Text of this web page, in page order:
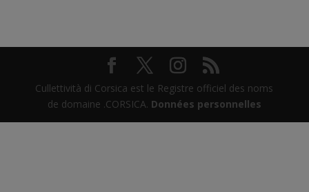
Cullettività di Corsica est le Registre officiel des noms
de domaine .CORSICA. Données personnelles